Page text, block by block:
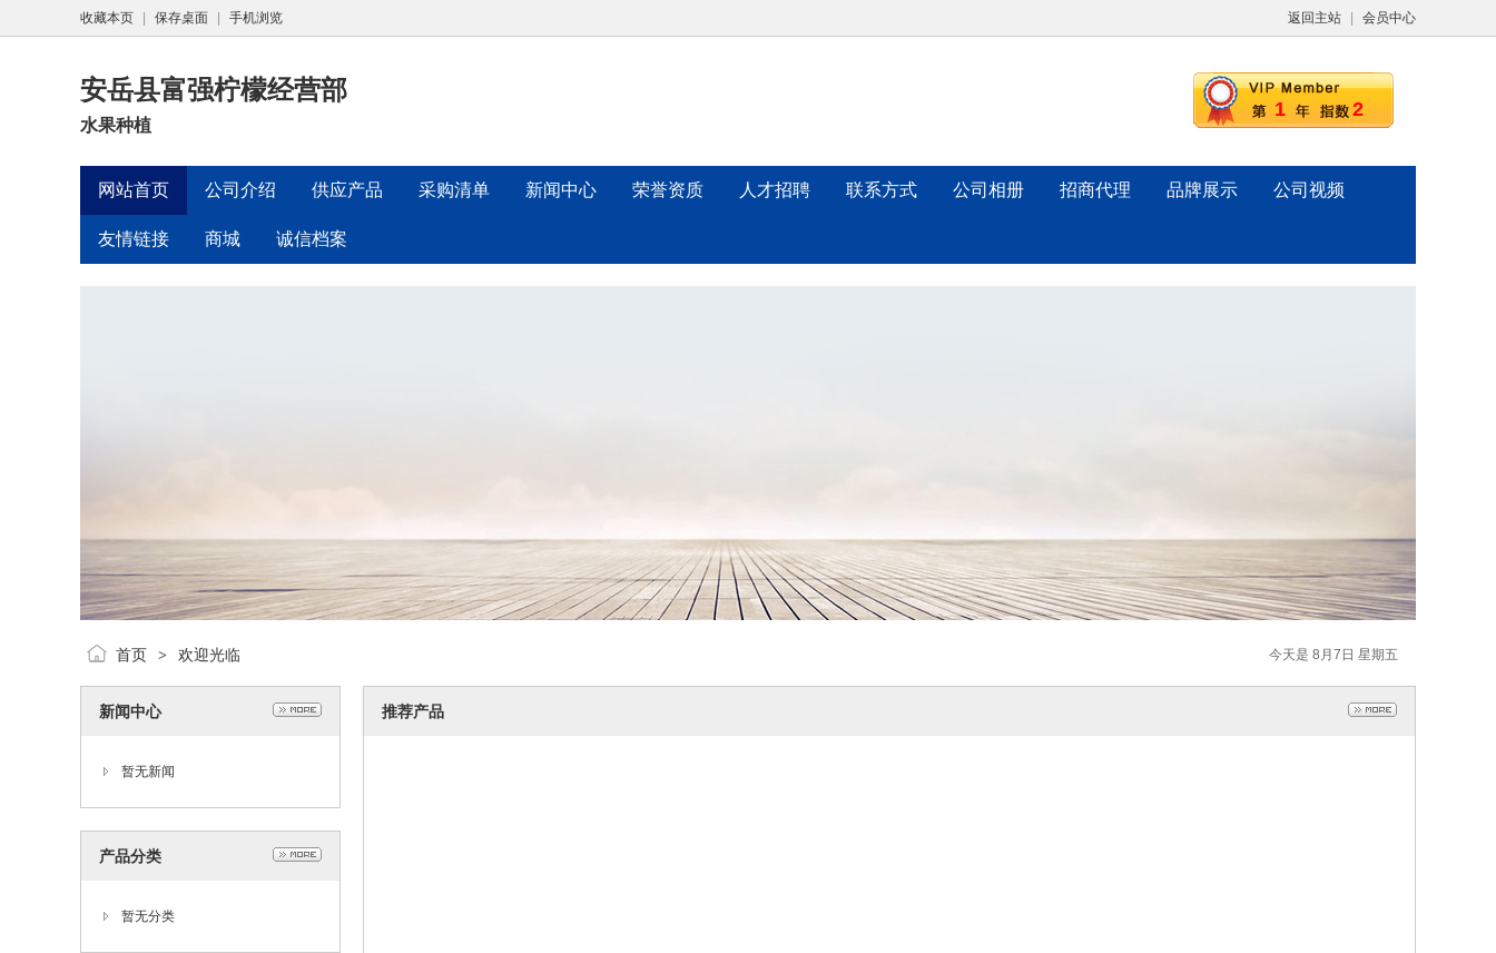
返回主站 会员中心
收藏本页 保存桌面 手机浏览
1 2
安岳县富强柠檬经营部
水果种植
网站首页 公司介绍 供应产品 采购清单 新闻中心 荣誉资质 人才招聘 联系方式 公司相册 招商代理 品牌展示 公司视频
友情链接 商城 诚信档案
今天是 8月7日 星期五
首页 > 欢迎光临
新闻中心
暂无新闻
产品分类
暂无分类
推荐产品